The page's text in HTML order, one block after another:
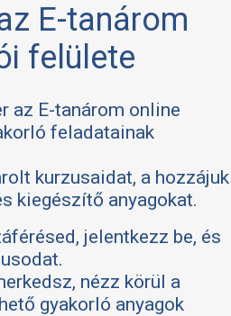
E-tanárom
felülete
az E-tanárom online
feladatainak
kurzusaidat, a hozzájuk
kiegészítő anyagokat.
jelentkezz be, és
nézz körül a
gyakorló anyagok